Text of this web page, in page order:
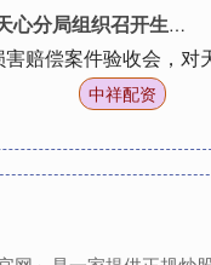
环境损害赔偿验收会议
赔偿案件验收会，对
中祥配资